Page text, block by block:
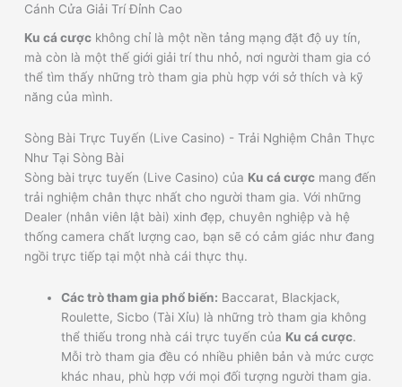
Ku cá cược không chỉ là một nền tảng mạng đặt độ uy tín,
mà còn là một thế giới giải trí thu nhỏ, nơi người tham gia có
thể tìm thấy những trò tham gia phù hợp với sở thích và kỹ
năng của mình.
Sòng Bài Trực Tuyến (Live Casino) - Trải Nghiệm Chân Thực
Như Tại Sòng Bài
Sòng bài trực tuyến (Live Casino) của Ku cá cược mang đến
trải nghiệm chân thực nhất cho người tham gia. Với những
Dealer (nhân viên lật bài) xinh đẹp, chuyên nghiệp và hệ
thống camera chất lượng cao, bạn sẽ có cảm giác như đang
ngồi trực tiếp tại một nhà cái thực thụ.
Các trò tham gia phổ biến: Baccarat, Blackjack,
Roulette, Sicbo (Tài Xỉu) là những trò tham gia không
thể thiếu trong nhà cái trực tuyến của Ku cá cược.
Mỗi trò tham gia đều có nhiều phiên bản và mức cược
khác nhau, phù hợp với mọi đối tượng người tham gia.